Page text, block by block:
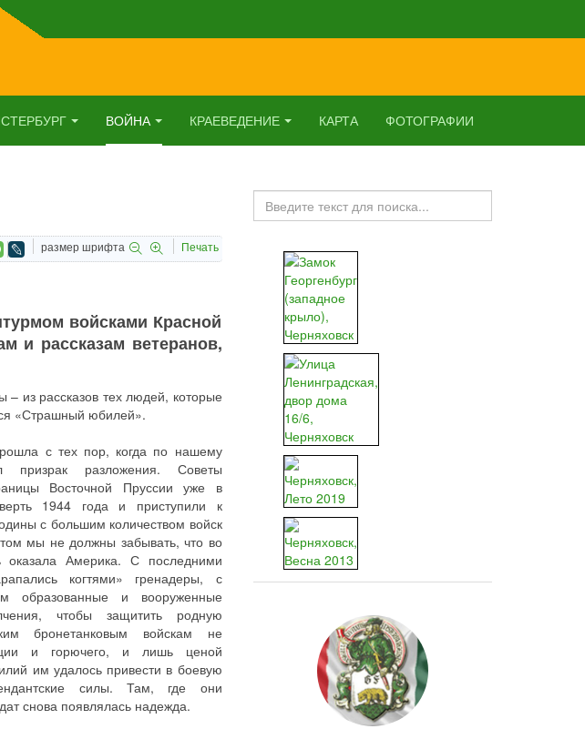
ВОЙНА КРАЕВЕДЕНИЕ КАРТА ФОТОГРАФИИ
размер шрифта Печать
войсками Красной
и рассказам ветеранов,
– из рассказов тех людей, которые
«Страшный юбилей».
с тех пор, когда по нашему
призрак разложения. Советы
Восточной Пруссии уже в
1944 года и приступили к
с большим количеством войск
мы не должны забывать, что во
Америка. С последними
когтями» гренадеры, с
образованные и вооруженные
чтобы защитить родную
бронетанковым войскам не
и горючего, и лишь ценой
им удалось привести в боевую
силы. Там, где они
снова появлялась надежда.
Искать...